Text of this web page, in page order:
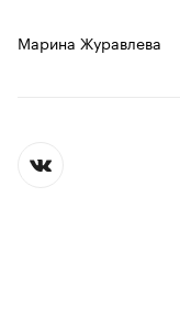
Марина Журавлева